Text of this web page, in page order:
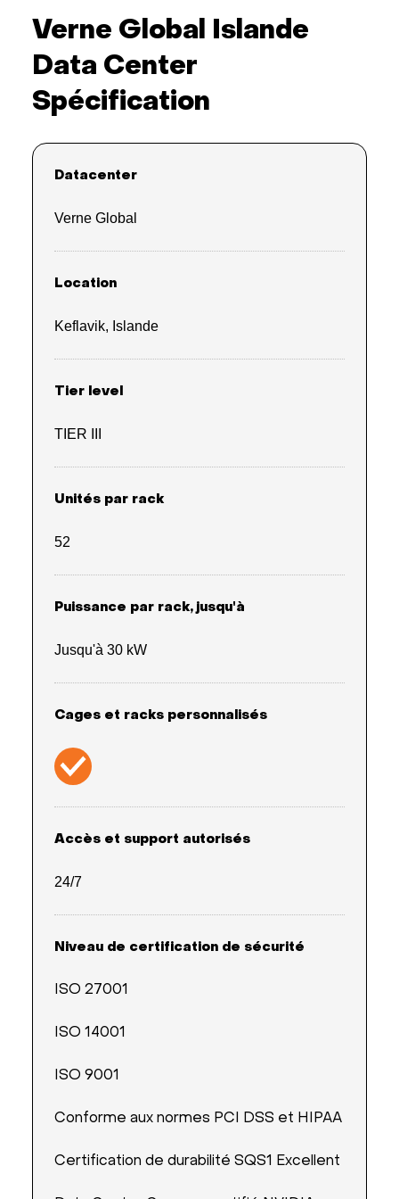
Verne Global Islande
Data Center
Spécification
Datacenter
Verne Global
Location
Keflavik, Islande
Tier level
TIER III
Unités par rack
52
Puissance par rack, jusqu'à
Jusqu'à 30 kW
Cages et racks personnalisés
Accès et support autorisés
24/7
Niveau de certification de sécurité
ISO 27001
ISO 14001
ISO 9001
Conforme aux normes PCI DSS et HIPAA
Certification de durabilité SQS1 Excellent